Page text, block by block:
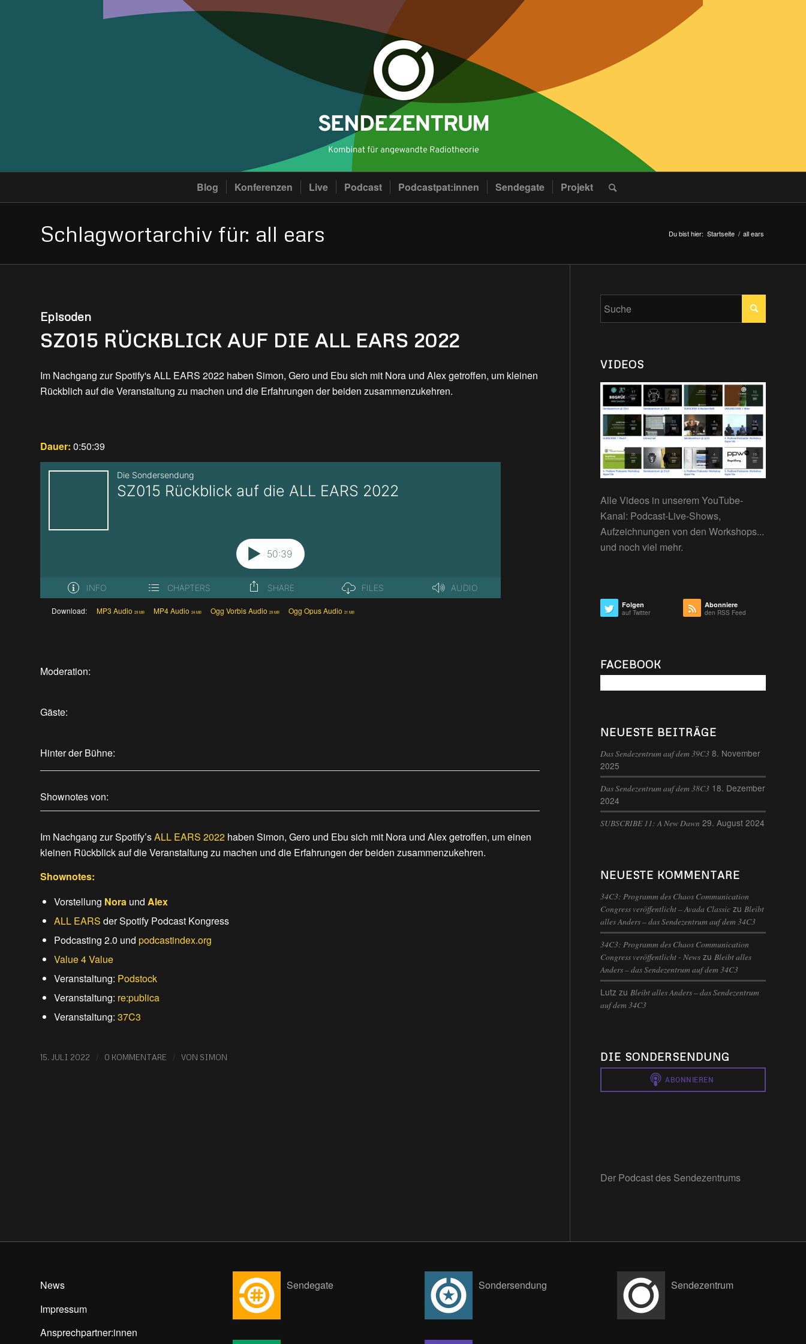
Blog Konferenzen Live Podcast Podcastpat:innen Sendegate Projekt
Schlagwortarchiv für: all ears Du bist hier: Startseite / all ears
Episoden
SZ015 RÜCKBLICK AUF DIE ALL EARS 2022
Im Nachgang zur Spotify's ALL EARS 2022 haben Simon, Gero und Ebu sich mit Nora und Alex getroffen, um kleinen
Rückblich auf die Veranstaltung zu machen und die Erfahrungen der beiden zusammenzukehren.
Dauer: 0:50:39
Download: MP3 Audio 29 MB MP4 Audio 24 MB Ogg Vorbis Audio 29 MB Ogg Opus Audio 21 MB
Moderation:
Gäste:
Hinter der Bühne:
Shownotes von:
Im Nachgang zur Spotify’sALL EARS 2022 haben Simon, Gero und Ebu sich mit Nora und Alex getroffen, um einen
kleinen Rückblick auf die Veranstaltung zu machen und die Erfahrungen der beiden zusammenzukehren.
Shownotes:
Vorstellung Nora und Alex
ALL EARS der Spotify Podcast Kongress
Podcasting 2.0 und podcastindex.org
Value 4 Value
Veranstaltung: Podstock
Veranstaltung: re:publica
Veranstaltung: 37C3
15. JULI 2022 / 0 KOMMENTARE / VON SIMON
VIDEOS
Alle Videos in unserem YouTube-
Kanal: Podcast-Live-Shows,
Aufzeichnungen von den Workshops...
und noch viel mehr.
Folgen
auf Twitter
Abonniere
den RSS Feed
FACEBOOK
NEUESTE BEITRÄGE
Das Sendezentrum auf dem 39C3 8. November
2025
Das Sendezentrum auf dem 38C3 18. Dezember
2024
SUBSCRIBE 11: A New Dawn 29. August 2024
NEUESTE KOMMENTARE
34C3: Programm des Chaos Communication
Congress veröffentlicht – Avada Classic zuBleibt
alles Anders – das Sendezentrum auf dem 34C3
34C3: Programm des Chaos Communication
Congress veröffentlicht - News zuBleibt alles
Anders – das Sendezentrum auf dem 34C3
Lutz zuBleibt alles Anders – das Sendezentrum
auf dem 34C3
DIE SONDERSENDUNG
Der Podcast des Sendezentrums
News
Impressum
Ansprechpartner:innen
Sendegate Sondersendung Sendezentrum